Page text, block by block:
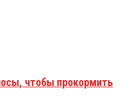
чтобы прокормить